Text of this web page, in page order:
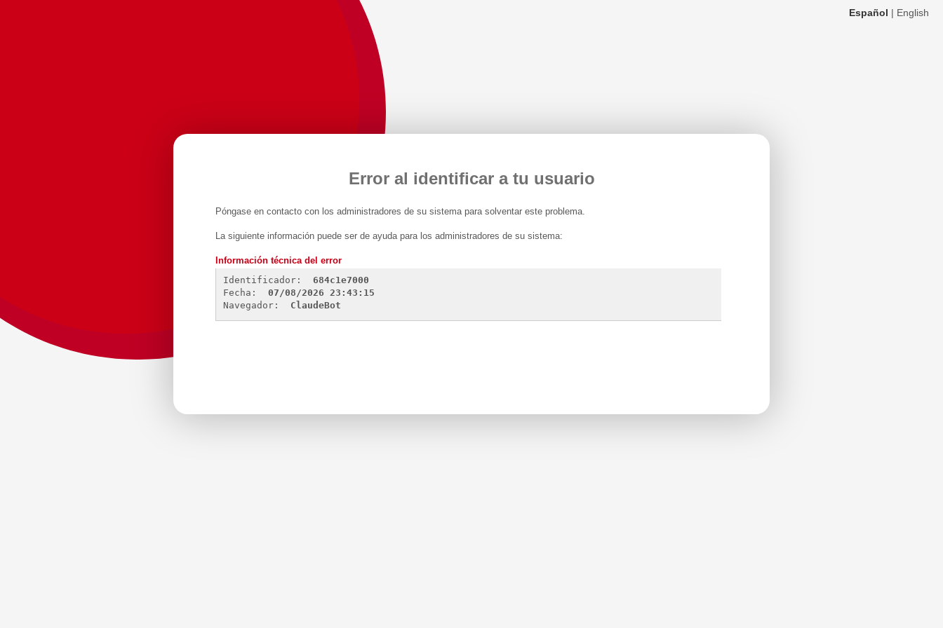
Español | English
Error al identificar a tu usuario
Póngase en contacto con los administradores de su sistema para solventar este problema.
La siguiente información puede ser de ayuda para los administradores de su sistema:
Información técnica del error
Identificador:
684c1e7000
Fecha:
07/08/2026 23:43:15
Navegador:
ClaudeBot